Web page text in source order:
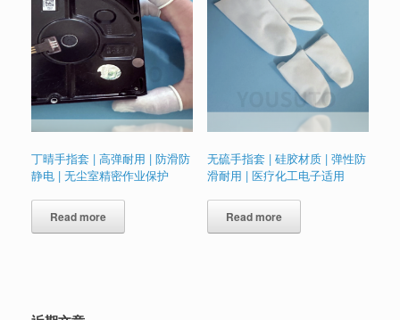
丁晴手指套 | 高弹耐用 | 防滑防
静电 | 无尘室精密作业保护
Read more
无硫手指套 | 硅胶材质 | 弹性防
滑耐用 | 医疗化工电子适用
Read more